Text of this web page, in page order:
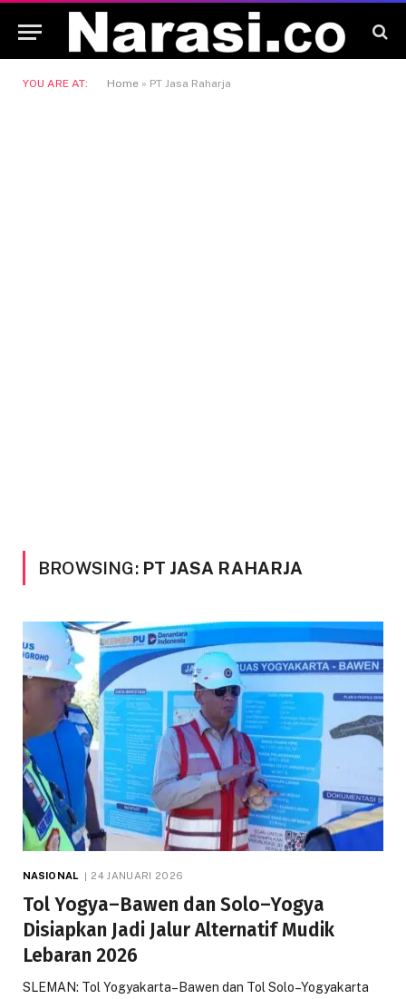
YOU ARE AT: Home » PT Jasa Raharja
BROWSING: PT JASA RAHARJA
NASIONAL 24 JANUARI 2026
Tol Yogya–Bawen dan Solo–Yogya
Disiapkan Jadi Jalur Alternatif Mudik
Lebaran 2026
SLEMAN: Tol Yogyakarta–Bawen dan Tol Solo–Yogyakarta